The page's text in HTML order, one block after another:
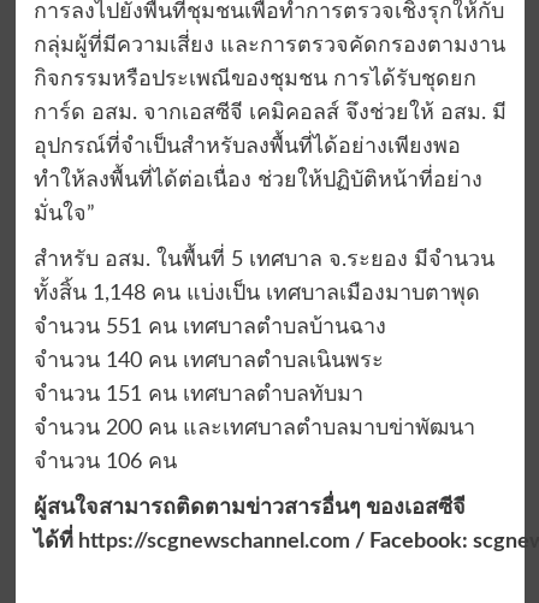
การลงไปยังพื้นที่ชุมชนเพื่อทำการตรวจเชิงรุกให้กับ
กลุ่มผู้ที่มีความเสี่ยง และการตรวจคัดกรองตามงาน
กิจกรรมหรือประเพณีของชุมชน การได้รับชุดยก
การ์ด อสม. จากเอสซีจี เคมิคอลส์ จึงช่วยให้ อสม. มี
อุปกรณ์ที่จำเป็นสำหรับลงพื้นที่ได้อย่างเพียงพอ
ทำให้ลงพื้นที่ได้ต่อเนื่อง ช่วยให้ปฏิบัติหน้าที่อย่าง
มั่นใจ”
สำหรับ อสม. ในพื้นที่ 5 เทศบาล จ.ระยอง มีจำนวน
ทั้งสิ้น 1,148 คน แบ่งเป็น เทศบาลเมืองมาบตาพุด
จำนวน 551 คน เทศบาลตำบลบ้านฉาง
จำนวน 140 คน เทศบาลตำบลเนินพระ
จำนวน 151 คน เทศบาลตำบลทับมา
จำนวน 200 คน และเทศบาลตำบลมาบข่าพัฒนา
จำนวน 106 คน
ผู้สนใจสามารถติดตามข่าวสารอื่นๆ ของเอสซีจี
ได้ที่ https://scgnewschannel.com / Facebook: